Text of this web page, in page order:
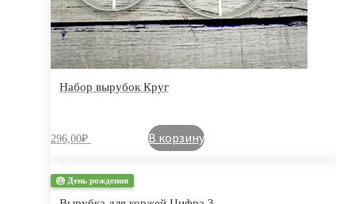
Набор вырубок Круг
296,00₽ В корзину
🎂 День рождения